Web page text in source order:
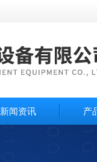
新闻资讯 产